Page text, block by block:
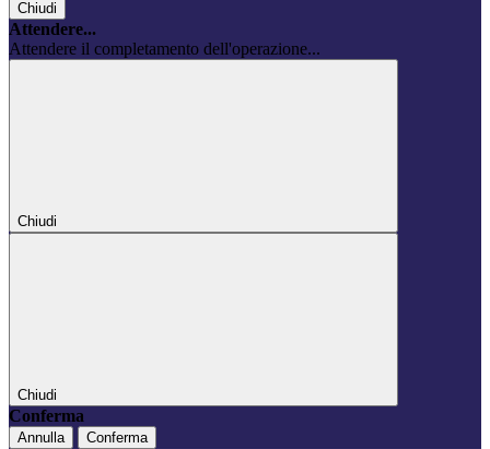
Chiudi
Attendere...
Attendere il completamento dell'operazione...
Chiudi
Chiudi
Conferma
Annulla Conferma